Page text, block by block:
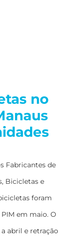
no
Fabricantes de
Bicicletas e
foram
em maio. O
abril e retração